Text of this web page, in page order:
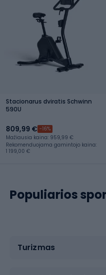
Stacionarus dviratis Schwinn
590U
809,99 € -16%
Mažiausia kaina: 959,99 €
Rekomenduojama gamintojo kaina:
1 199,00 €
Populiarios
Turizmas